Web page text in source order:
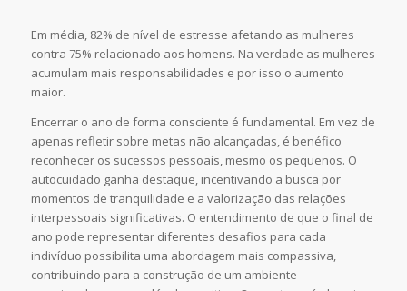
Em média, 82% de nível de estresse afetando as mulheres
contra 75% relacionado aos homens. Na verdade as mulheres
acumulam mais responsabilidades e por isso o aumento
maior.
Encerrar o ano de forma consciente é fundamental. Em vez de
apenas refletir sobre metas não alcançadas, é benéfico
reconhecer os sucessos pessoais, mesmo os pequenos. O
autocuidado ganha destaque, incentivando a busca por
momentos de tranquilidade e a valorização das relações
interpessoais significativas. O entendimento de que o final de
ano pode representar diferentes desafios para cada
indivíduo possibilita uma abordagem mais compassiva,
contribuindo para a construção de um ambiente